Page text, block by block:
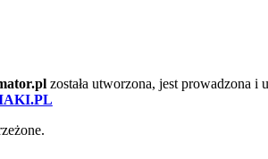
została utworzona, jest prowadzona i